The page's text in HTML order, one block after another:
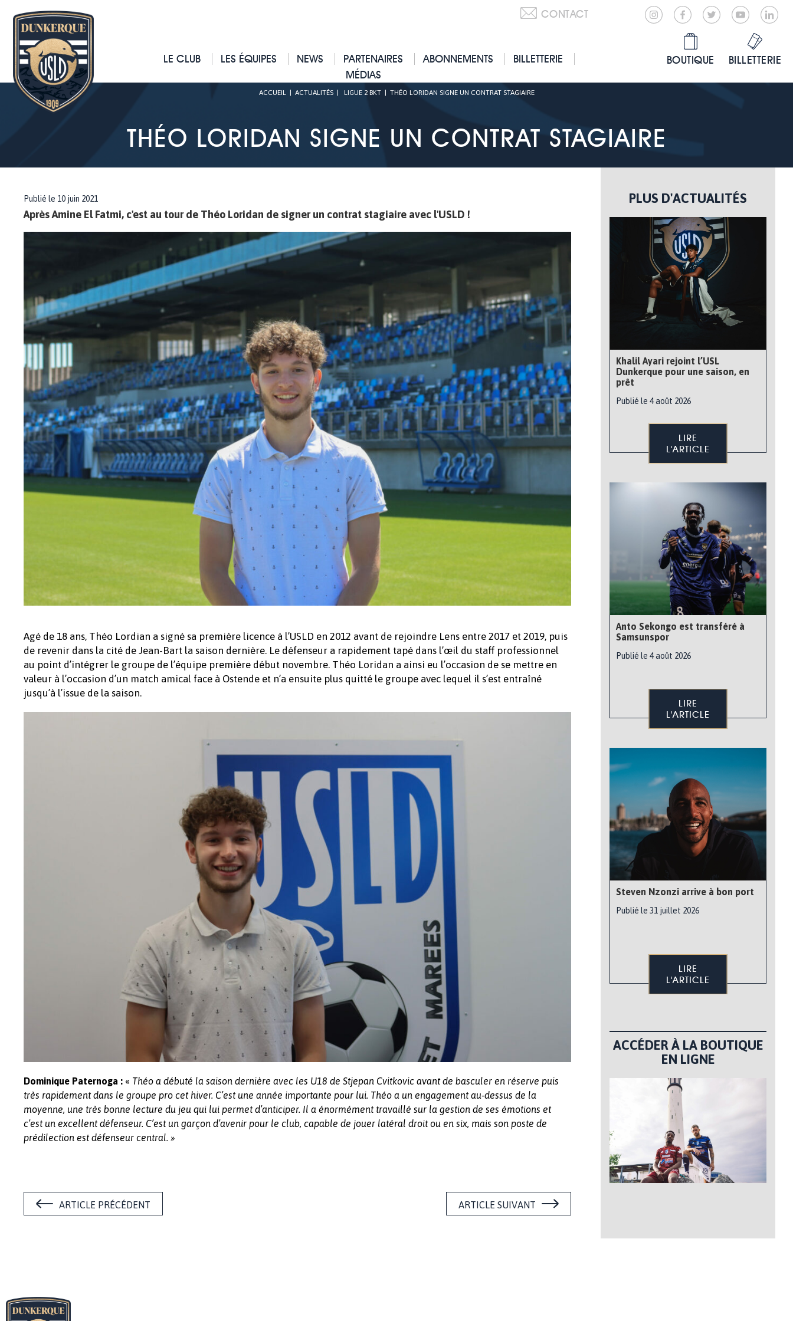
CONTACT
LE CLUB LES ÉQUIPES NEWS PARTENAIRES ABONNEMENTS
BILLETTERIE
MÉDIAS
BOUTIQUE BILLETTERIE
ACCUEIL| ACTUALITÉS| LIGUE 2 BKT| THÉO LORIDAN SIGNE UN CONTRAT STAGIAIRE
THÉO LORIDAN SIGNE UN CONTRAT STAGIAIRE
Publié le 10 juin 2021
Après Amine El Fatmi, c'est au tour de Théo Loridan de signer un contrat stagiaire avec l'USLD !
Agé de 18 ans, Théo Lordian a signé sa première licence à l’USLD en 2012 avant de rejoindre Lens entre 2017 et 2019, puis
de revenir dans la cité de Jean-Bart la saison dernière. Le défenseur a rapidement tapé dans l’œil du staff professionnel
au point d’intégrer le groupe de l’équipe première début novembre. Théo Loridan a ainsi eu l’occasion de se mettre en
valeur à l’occasion d’un match amical face à Ostende et n’a ensuite plus quitté le groupe avec lequel il s’est entraîné
jusqu’à l’issue de la saison.
Dominique Paternoga : « Théo a débuté la saison dernière avec les U18 de Stjepan Cvitkovic avant de basculer en réserve puis
très rapidement dans le groupe pro cet hiver. C’est une année importante pour lui. Théo a un engagement au-dessus de la
moyenne, une très bonne lecture du jeu qui lui permet d’anticiper. Il a énormément travaillé sur la gestion de ses émotions et
c’est un excellent défenseur. C’est un garçon d’avenir pour le club, capable de jouer latéral droit ou en six, mais son poste de
prédilection est défenseur central. »
ARTICLE PRÉCÉDENT ARTICLE SUIVANT
PLUS D'ACTUALITÉS
Khalil Ayari rejoint l’USL
Dunkerque pour une saison, en
prêt
Publié le 4 août 2026
LIRE
L'ARTICLE
Anto Sekongo est transféré à
Samsunspor
Publié le 4 août 2026
LIRE
L'ARTICLE
Steven Nzonzi arrive à bon port
Publié le 31 juillet 2026
LIRE
L'ARTICLE
ACCÉDER À LA BOUTIQUE
EN LIGNE